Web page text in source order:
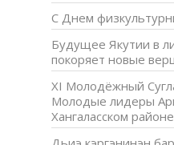
С Днем
Будущее Якутии в
покоряет новые
XI Молодёжный
Молодые лидеры
Хангаласском районе